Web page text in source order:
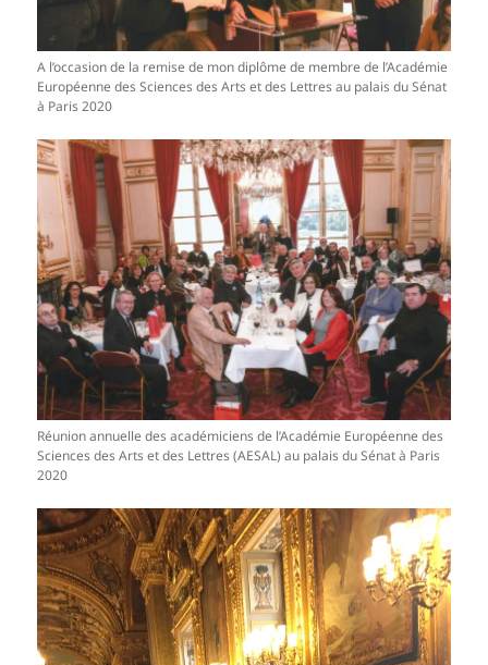
A l’occasion de la remise de mon diplôme de membre de l’Académie
Européenne des Sciences des Arts et des Lettres au palais du Sénat
à Paris 2020
Réunion annuelle des académiciens de l’Académie Européenne des
Sciences des Arts et des Lettres (AESAL) au palais du Sénat à Paris
2020